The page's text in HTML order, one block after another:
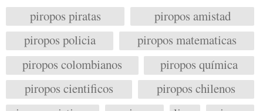
piropos piratas
piropos amistad
piropos policia
piropos matematicas
piropos colombianos
piropos química
piropos cientificos
piropos chilenos